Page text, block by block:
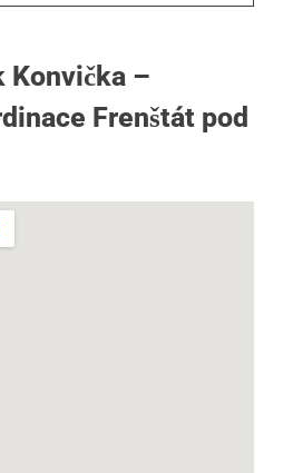
Konvička –
Frenštát pod